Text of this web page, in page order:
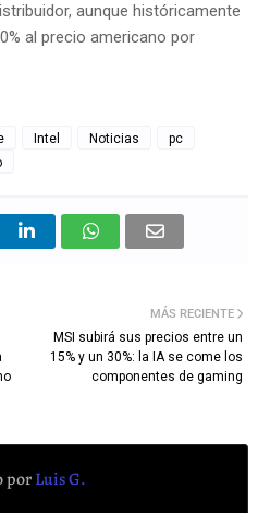
aunque históricamente
al precio americano por
Intel Noticias
pc
MÁS RECIENTE
MSI subirá sus precios entre un
15% y un 30%: la IA se come los
componentes de gaming
porLuis G.